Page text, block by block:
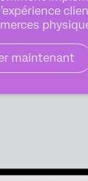
maintenant